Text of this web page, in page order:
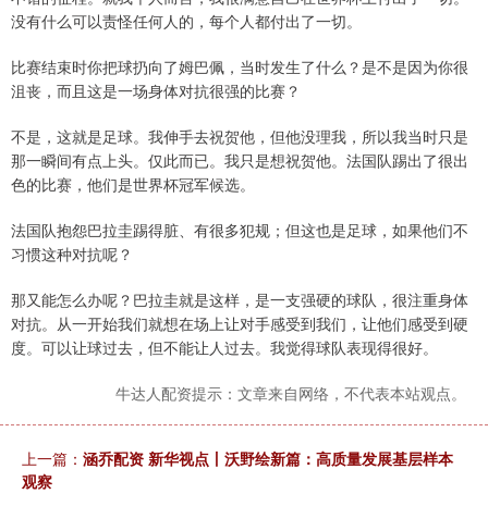
没有什么可以责怪任何人的，每个人都付出了一切。
比赛结束时你把球扔向了姆巴佩，当时发生了什么？是不是因为你很
沮丧，而且这是一场身体对抗很强的比赛？
不是，这就是足球。我伸手去祝贺他，但他没理我，所以我当时只是
那一瞬间有点上头。仅此而已。我只是想祝贺他。法国队踢出了很出
色的比赛，他们是世界杯冠军候选。
法国队抱怨巴拉圭踢得脏、有很多犯规；但这也是足球，如果他们不
习惯这种对抗呢？
那又能怎么办呢？巴拉圭就是这样，是一支强硬的球队，很注重身体
对抗。从一开始我们就想在场上让对手感受到我们，让他们感受到硬
度。可以让球过去，但不能让人过去。我觉得球队表现得很好。
牛达人配资提示：文章来自网络，不代表本站观点。
上一篇： 涵乔配资 新华视点丨沃野绘新篇：高质量发展基层样本
观察